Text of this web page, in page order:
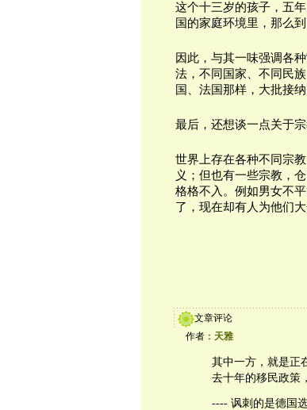
这个十三岁的孩子，五
国的家庭环境里，那么
因此，与其一味强调各
法，不同国家、不同民
国、法国那样，大批接
最后，还想谈一点关于宗
世界上存在各种不同宗
义；但也有一些宗教，
格格不入。例如男女不
了，现在却有人为他们
文章评论
作者： 天雅
其中一方，就是正
去十年的移民政策，
---- 讽刺的是德国